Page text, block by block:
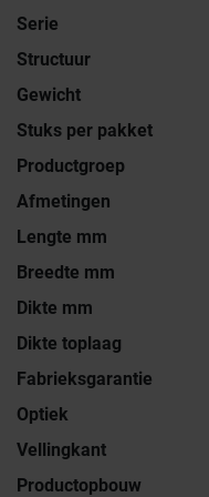
Serie
Structuur
Gewicht
Stuks per pakket
Productgroep
Afmetingen
Lengte mm
Breedte mm
Dikte mm
Dikte toplaag
Fabrieksgarantie
Optiek
Vellingkant
Productopbouw